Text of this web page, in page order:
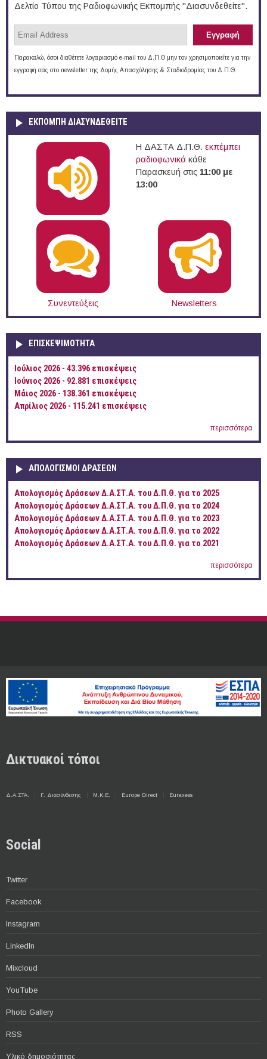
Δελτίο Τύπου της Ραδιοφωνικής Εκπομπής "Διασυνδεθείτε".
Παρακαλώ, όσοι διαθέτετε λογαριασμό e-mail του Δ.Π.Θ μην τον χρησιμοποιείτε για την
εγγραφή σας στο newsletter της Δομής Απασχόλησης & Σταδιοδρομίας του Δ.Π.Θ.
ΕΚΠΟΜΠΉ ΔΙΑΣΥΝΔΕΘΕΊΤΕ
Η ΔΑΣΤΑ Δ.Π.Θ. εκπέμπει
ραδιοφωνικά κάθε
Παρασκευή στις 11:00 με
13:00
Συνεντεύξεις Newsletters
ΕΠΙΣΚΕΨΙΜΌΤΗΤΑ
Ιούλιος 2026 - 43.396 επισκέψεις
Ιούνιος 2026 - 92.881 επισκέψεις
Μάιος 2026 - 138.361 επισκέψεις
Απρίλιος 2026 - 115.241 επισκέψεις
περισσότερα
ΑΠΟΛΟΓΙΣΜΟΊ ΔΡΆΣΕΩΝ
Απολογισμός Δράσεων Δ.Α.ΣΤ.Α. του Δ.Π.Θ. για το 2025
Απολογισμός Δράσεων Δ.Α.ΣΤ.Α. του Δ.Π.Θ. για το 2024
Απολογισμός Δράσεων Δ.Α.ΣΤ.Α. του Δ.Π.Θ. για το 2023
Απολογισμός Δράσεων Δ.Α.ΣΤ.Α. του Δ.Π.Θ. για το 2022
Απολογισμός Δράσεων Δ.Α.ΣΤ.Α. του Δ.Π.Θ. για το 2021
περισσότερα
Δικτυακοί τόποι
Δ.Α.ΣΤΑ. Γ. Διασύνδεσης Μ.Κ.Ε. Europe Direct Euraxess
Social
Twitter
Facebook
Instagram
LinkedIn
Mixcloud
YouTube
Photo Gallery
RSS
Υλικό δημοσιότητας